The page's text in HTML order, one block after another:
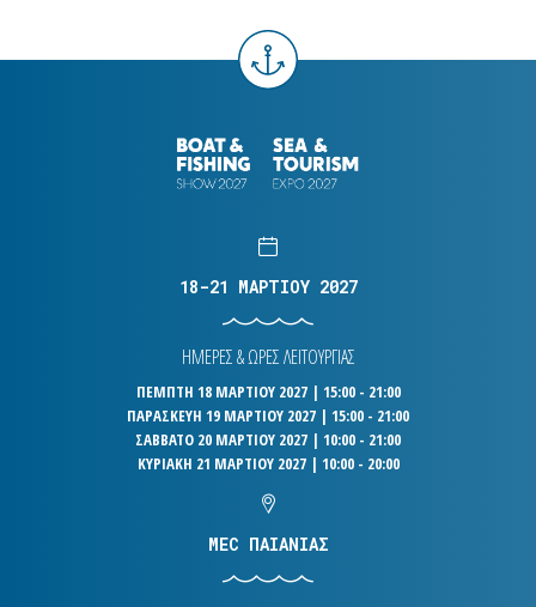
18-21 ΜΑΡΤΙΟΥ 2027
ΗΜΕΡΕΣ & ΩΡΕΣ ΛΕΙΤΟΥΡΓΙΑΣ
ΠΕΜΠΤΗ 18 ΜΑΡΤΙΟΥ 2027 | 15:00 - 21:00
ΠΑΡΑΣΚΕΥΗ 19 ΜΑΡΤΙΟΥ 2027 | 15:00 - 21:00
ΣΑΒΒΑΤΟ 20 ΜΑΡΤΙΟΥ 2027 | 10:00 - 21:00
ΚΥΡΙΑΚΗ 21 ΜΑΡΤΙΟΥ 2027 | 10:00 - 20:00
MEC ΠΑΙΑΝΙΑΣ